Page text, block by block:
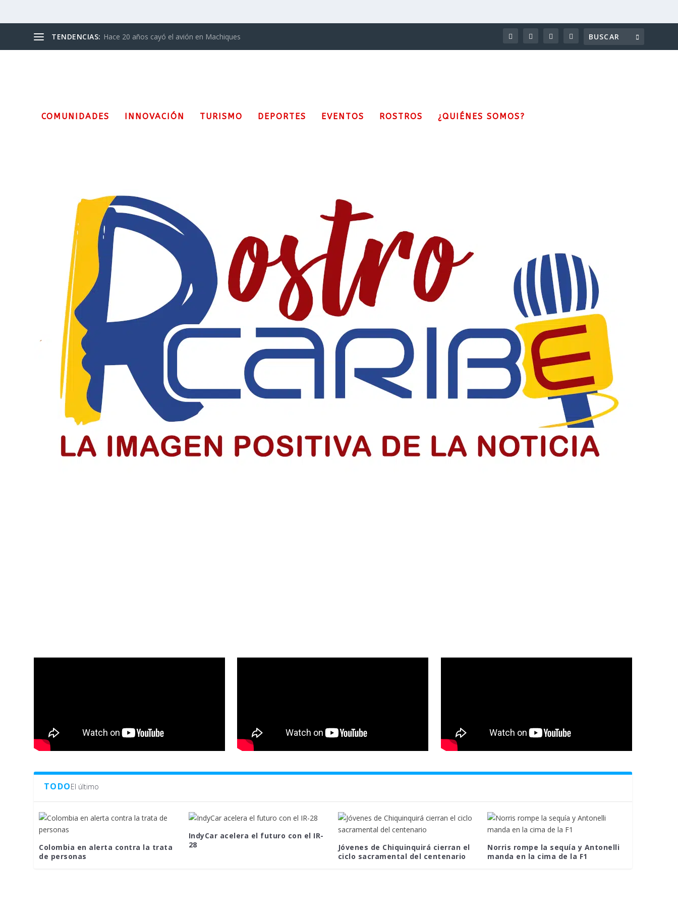
TENDENCIAS: Hace 20 años cayó el avión en Machiques
COMUNIDADES INNOVACIÓN TURISMO DEPORTES EVENTOS ROSTROS ¿QUIÉNES SOMOS?
Solicitan investigar a Viagogo y venta de entradas para el concierto de Ricardo Montaner en Barranquilla
Consumidores alertan sobre la compra de entradas en plataforma Viagogo para el concierto de Ricardo Montaner y piden investigar su venta en Barranquilla
LEER MÁS
La Batalla de Boyacá selló la independencia de Colombia
Colombia conmemora la Batalla de Boyacá, la gesta que consolidó su independencia y sigue inspirando a millones dentro y fuera del país
LEER MÁS
TODOEl último
Colombia en alerta contra la trata
de personas
IndyCar acelera el futuro con el IR-
28
Jóvenes de Chiquinquirá cierran el
ciclo sacramental del centenario
Norris rompe la sequía y Antonelli
manda en la cima de la F1